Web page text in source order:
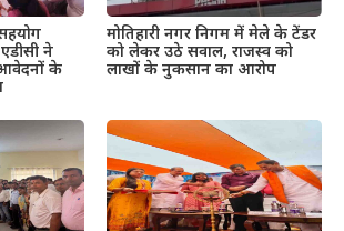
ने
आवेदनों के
मोतिहारी नगर निगम में मेले के टेंडर
को लेकर उठे सवाल, राजस्व को
लाखों के नुकसान का आरोप